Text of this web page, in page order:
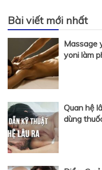
Bài viết mới nhất
Massage
yoni làm
Quan hệ
dùng